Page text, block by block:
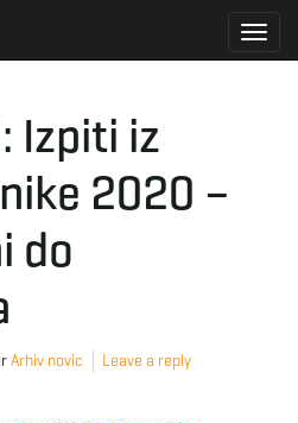
Izpiti iz
2020 –
do
Arhiv novic Leave a reply